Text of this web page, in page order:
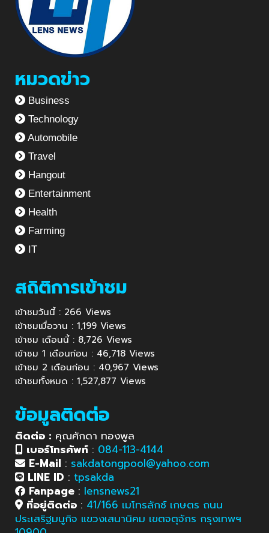
หมวดข่าว
Business
Technology
Automobile
Travel
Hangout
Entertainment
Health
Farming
IT
สถิติการเข้าชม
เข้าชมวันนี้ : 266 Views
เข้าชมเมื่อวาน : 1,199 Views
เข้าชม เดือนนี้ : 8,726 Views
เข้าชม 1 เดือนก่อน : 46,718 Views
เข้าชม 2 เดือนก่อน : 40,967 Views
เข้าชมทั้งหมด : 1,527,877 Views
ข้อมูลติดต่อ
ติดต่อ : คุณศักดา ทองพูล
เบอร์โทรศัพท์ : 084-113-4144
E-Mail : sakdatongpool@yahoo.com
LINE ID : tpsakda
Fanpage : lensnews21
ที่อยู่ติดต่อ : 41/166 เมโทรลักซ์ เกษตร ถนน
ประเสริฐมนูกิจ แขวงเสนานิคม เขตจตุจักร กรุงเทพฯ